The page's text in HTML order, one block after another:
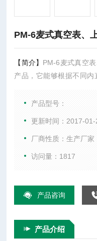
PM-6麦式真空表、
【简介】 PM-6麦式真空
产品，它能够根据不同内
舍去了以往的繁锁玻璃
产品型号：
更新时间：2017-01-
厂商性质：生产厂家
访问量：1817
产品咨询
产品介绍